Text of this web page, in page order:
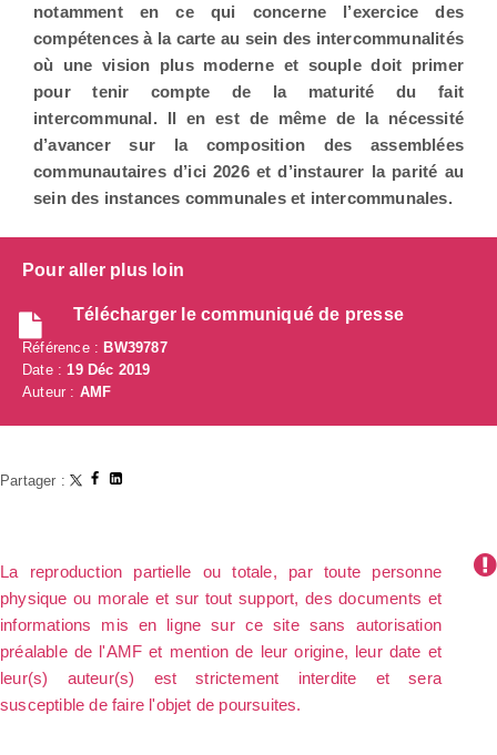
notamment en ce qui concerne l’exercice des
compétences à la carte au sein des intercommunalités
où une vision plus moderne et souple doit primer
pour tenir compte de la maturité du fait
intercommunal. Il en est de même de la nécessité
d’avancer sur la composition des assemblées
communautaires d’ici 2026 et d’instaurer la parité au
sein des instances communales et intercommunales.
Pour aller plus loin
Télécharger le communiqué de presse
Référence :BW39787
Date : 19 Déc 2019
Auteur : AMF
Partager :
La reproduction partielle ou totale, par toute personne
physique ou morale et sur tout support, des documents et
informations mis en ligne sur ce site sans autorisation
préalable de l'AMF et mention de leur origine, leur date et
leur(s) auteur(s) est strictement interdite et sera
susceptible de faire l'objet de poursuites.